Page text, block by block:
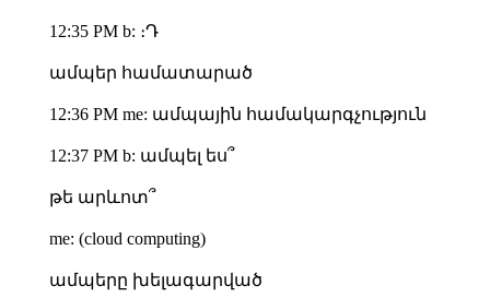
12:35 PM b: ։Դ
ամպեր համատարած
12:36 PM me: ամպային համակարգչություն
12:37 PM b: ամպել ես՞
թե արևոտ՞
me: (cloud computing)
ամպերը խելագարված